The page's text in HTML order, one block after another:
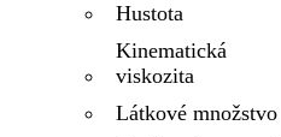
Hustota
Kinematická
viskozita
Látkové množstvo